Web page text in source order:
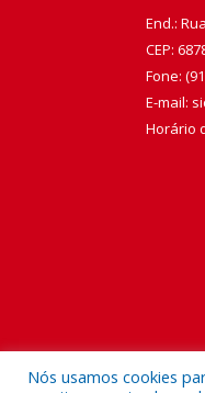
End.:
CEP:
Fone:
E-mail:
Horário
Nós usamos cookies